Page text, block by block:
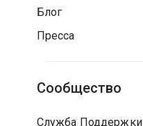
Блог
Пресса
Сообщество
Служба Поддержки